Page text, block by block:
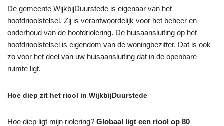
De gemeente WijkbijDuurstede is eigenaar van het
hoofdrioolstelsel. Zij is verantwoordelijk voor het beheer en
onderhoud van de hoofdriolering. De huisaansluiting op het
hoofdrioolstelsel is eigendom van de woningbezitter. Dat is ook
zo voor het deel van uw huisaansluiting dat in de openbare
ruimte ligt.
Hoe diep zit het riool in WijkbijDuurstede
Hoe diep ligt mijn riolering? Globaal ligt een riool op 80